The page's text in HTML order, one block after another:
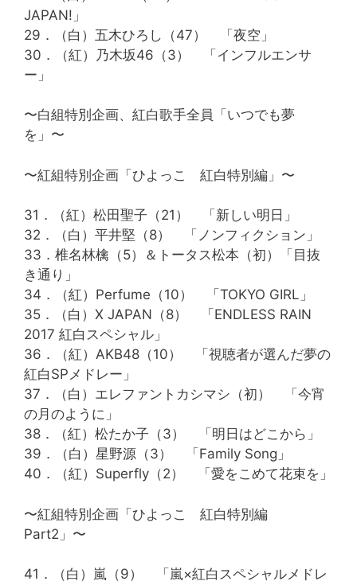
JAPAN!」
29．（白）五木ひろし（47） 「夜空」
30．（紅）乃木坂46（3） 「インフルエンサ
ー」
〜白組特別企画、紅白歌手全員「いつでも夢
を」〜
〜紅組特別企画「ひよっこ 紅白特別編」〜
31．（紅）松田聖子（21） 「新しい明日」
32．（白）平井堅（8） 「ノンフィクション」
33．椎名林檎（5）＆トータス松本（初）「目抜
き通り」
34．（紅）Perfume（10） 「TOKYO GIRL」
35．（白）X JAPAN（8） 「ENDLESS RAIN
2017 紅白スペシャル」
36．（紅）AKB48（10） 「視聴者が選んだ夢の
紅白SPメドレー」
37．（白）エレファントカシマシ（初） 「今宵
の月のように」
38．（紅）松たか子（3） 「明日はどこから」
39．（白）星野源（3） 「Family Song」
40．（紅）Superfly（2） 「愛をこめて花束を」
〜紅組特別企画「ひよっこ 紅白特別編
Part2」〜
41．（白）嵐（9） 「嵐×紅白スペシャルメドレ